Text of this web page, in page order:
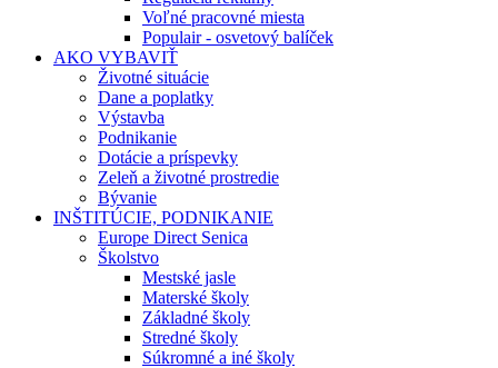
Voľné pracovné miesta
Populair - osvetový balíček
AKO VYBAVIŤ
Životné situácie
Dane a poplatky
Výstavba
Podnikanie
Dotácie a príspevky
Zeleň a životné prostredie
Bývanie
INŠTITÚCIE, PODNIKANIE
Europe Direct Senica
Školstvo
Mestské jasle
Materské školy
Základné školy
Stredné školy
Súkromné a iné školy